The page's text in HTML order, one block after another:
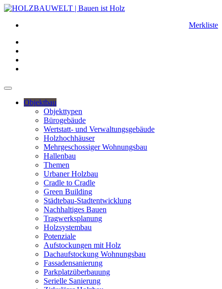
Merkliste
Objektbau
Objekttypen
Bürogebäude
Wertstatt- und Verwaltungsgebäude
Holzhochhäuser
Mehrgeschossiger Wohnungsbau
Hallenbau
Themen
Urbaner Holzbau
Cradle to Cradle
Green Building
Städtebau-Stadtentwicklung
Nachhaltiges Bauen
Tragwerksplanung
Holzsystembau
Potenziale
Aufstockungen mit Holz
Dachaufstockung Wohnungsbau
Fassadensanierung
Parkplatzüberbauung
Serielle Sanierung